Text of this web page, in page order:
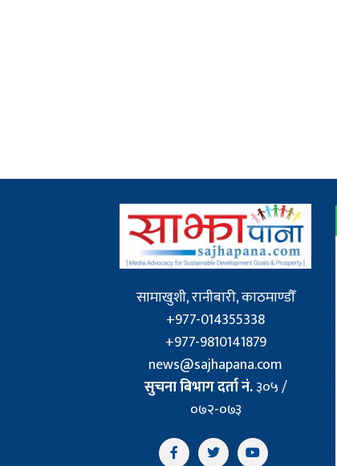
सामाखुशी, रानीबारी, काठमाण्डौँ
+977-014355338
+977-9810141879
news@sajhapana.com
सुचना बिभाग दर्ता नं.३०५ /
०७२-०७३